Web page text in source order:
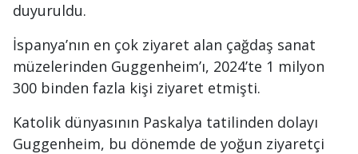
duyuruldu.
İspanya’nın en çok ziyaret alan çağdaş sanat
müzelerinden Guggenheim’ı, 2024’te 1 milyon
300 binden fazla kişi ziyaret etmişti.
Katolik dünyasının Paskalya tatilinden dolayı
Guggenheim, bu dönemde de yoğun ziyaretçi